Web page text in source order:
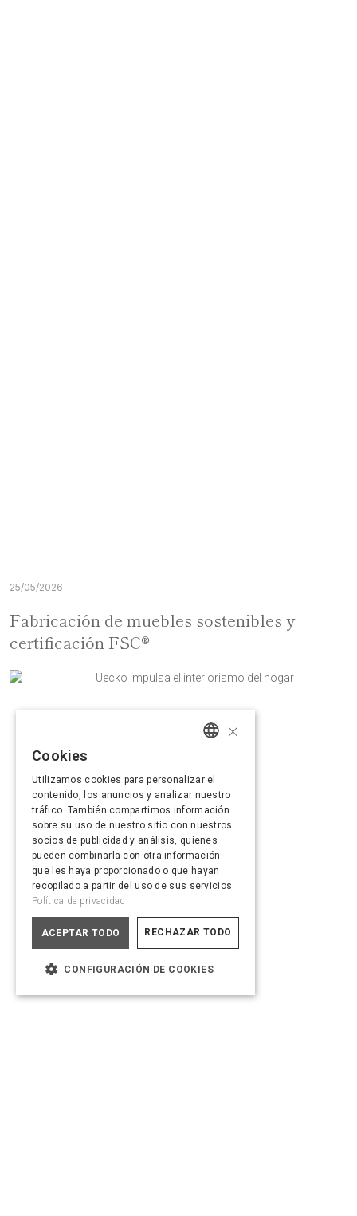
25/05/2026
Fabricación de muebles sostenibles y
certificación FSC®
ENGLISH
FRENCH
PORTUGUESE
×
Cookies
Utilizamos cookies para personalizar el
contenido, los anuncios y analizar nuestro
tráfico. También compartimos información
sobre su uso de nuestro sitio con nuestros
socios de publicidad y análisis, quienes
pueden combinarla con otra información
que les haya proporcionado o que hayan
recopilado a partir del uso de sus servicios.
Política de privacidad
ACEPTAR TODO RECHAZAR TODO
CONFIGURACIÓN DE COOKIES